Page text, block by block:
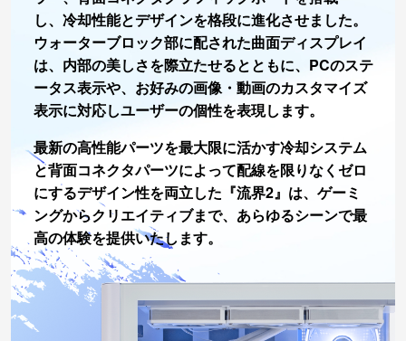
し、冷却性能とデザインを格段に進化させました。
ウォーターブロック部に配された曲面ディスプレイ
は、内部の美しさを際立たせるとともに、PCのステ
ータス表示や、お好みの画像・動画のカスタマイズ
表示に対応しユーザーの個性を表現します。
最新の高性能パーツを最大限に活かす冷却システム
と背面コネクタパーツによって配線を限りなくゼロ
にするデザイン性を両立した『流界2』は、ゲーミ
ングからクリエイティブまで、あらゆるシーンで最
高の体験を提供いたします。